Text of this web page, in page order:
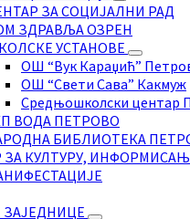
ЗА СОЦИЈАЛНИ РАД
ЗДРАВЉА ОЗРЕН
УСТАНОВЕ
ОШ “Вук Караџић”
ОШ “Свети Сава” Какмуж
Средњошколски центар
ВОДА ПЕТРОВО
БИБЛИОТЕКА
ЗА КУЛТУРУ,
ЗАЈЕДНИЦЕ